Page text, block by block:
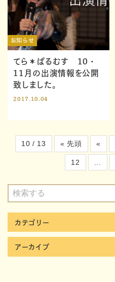
お知らせ
てら＊ぱるむす 10・
11月の出演情報を公開
致しました。
2017.10.04
10 / 13 « 先頭 «
12
カテゴリー
アーカイブ